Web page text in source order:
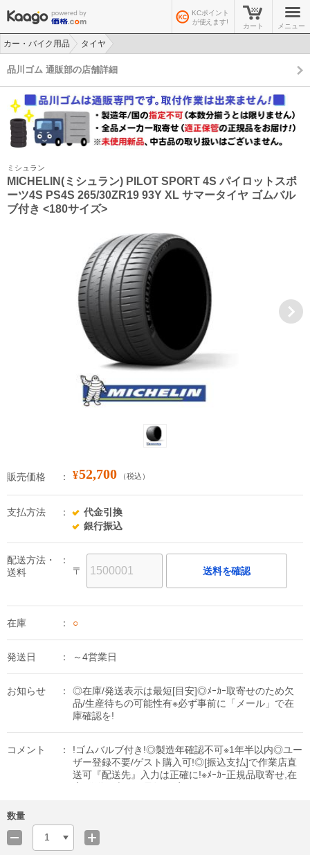
KCポイント
が使えます!
カート メニュー
カー・バイク用品
タイヤ
品川ゴム 通販部の店舗詳細
ミシュラン
MICHELIN(ミシュラン) PILOT SPORT 4S パイロットスポ
ーツ4S PS4S 265/30ZR19 93Y XL サマータイヤ ゴムバル
ブ付き <180サイズ>
販売価格 ¥52,700 （税込）
支払方法
代金引換
銀行振込
配送方法・
送料
〒 送料を確認
在庫 ○
発送日 ～4営業日
お知らせ
◎在庫/発送表示は最短[目安]◎ﾒｰｶｰ取寄せのため欠
品/生産待ちの可能性有※必ず事前に「メール」で在
庫確認を!
コメント
!ゴムバルブ付き!◎製造年確認不可※1年半以内◎ユー
ザー登録不要/ゲスト購入可!◎[振込支払]で作業店直
送可『配送先』入力は正確に!※ﾒｰｶｰ正規品取寄せ,在
数量
1